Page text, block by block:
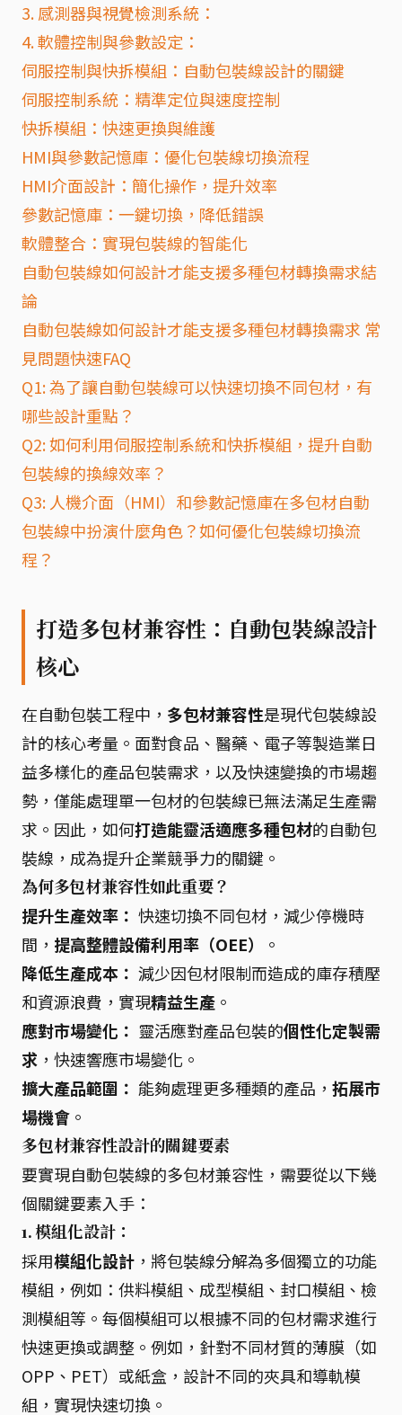
3. 感測器與視覺檢測系統：
4. 軟體控制與參數設定：
伺服控制與快拆模組：自動包裝線設計的關鍵
伺服控制系統：精準定位與速度控制
快拆模組：快速更換與維護
HMI與參數記憶庫：優化包裝線切換流程
HMI介面設計：簡化操作，提升效率
參數記憶庫：一鍵切換，降低錯誤
軟體整合：實現包裝線的智能化
自動包裝線如何設計才能支援多種包材轉換需求結
論
自動包裝線如何設計才能支援多種包材轉換需求 常
見問題快速FAQ
Q1: 為了讓自動包裝線可以快速切換不同包材，有
哪些設計重點？
Q2: 如何利用伺服控制系統和快拆模組，提升自動
包裝線的換線效率？
Q3: 人機介面（HMI）和參數記憶庫在多包材自動
包裝線中扮演什麼角色？如何優化包裝線切換流
程？
打造多包材兼容性：自動包裝線設計
核心
在自動包裝工程中， 多包材兼容性是現代包裝線設
計的核心考量。面對食品、醫藥、電子等製造業日
益多樣化的產品包裝需求，以及快速變換的市場趨
勢，僅能處理單一包材的包裝線已無法滿足生產需
求。因此，如何打造能靈活適應多種包材的自動包
裝線，成為提升企業競爭力的關鍵。
為何多包材兼容性如此重要？
提升生產效率： 快速切換不同包材，減少停機時
間， 提高整體設備利用率（OEE）
。
降低生產成本： 減少因包材限制而造成的庫存積壓
和資源浪費，實現精益生產 。
應對市場變化： 靈活應對產品包裝的個性化定製需
求 ，快速響應市場變化。
擴大產品範圍： 能夠處理更多種類的產品， 拓展市
場機會 。
多包材兼容性設計的關鍵要素
要實現自動包裝線的多包材兼容性，需要從以下幾
個關鍵要素入手：
1. 模組化設計：
採用模組化設計 ，將包裝線分解為多個獨立的功能
模組，例如：供料模組、成型模組、封口模組、檢
測模組等。每個模組可以根據不同的包材需求進行
快速更換或調整。例如，針對不同材質的薄膜（如
OPP、PET）或紙盒，設計不同的夾具和導軌模
組，實現快速切換。